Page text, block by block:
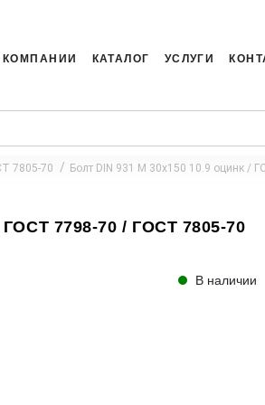
КОМПАНИИ КАТАЛОГ УСЛУГИ
7805-70 Болт DIN 931 M 30x150 10.9 оцинк /
7798-70 / ГОСТ 7805-70
В наличии